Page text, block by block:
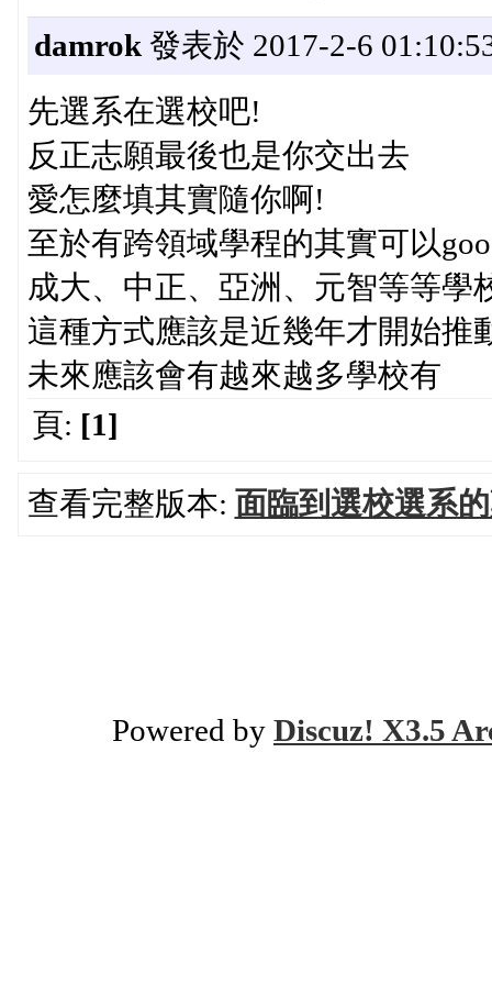
damrok發表於 2017-2-6
先選系在選校吧!
反正志願最後也是你交出去
愛怎麼填其實隨你啊!
至於有跨領域學程的其實可以
成大、中正、亞洲、元智等等學
這種方式應該是近幾年才開始推
未來應該會有越來越多學校有
頁: [1]
查看完整版本: 面臨到選校選系
Powered by Discuz! X3.5